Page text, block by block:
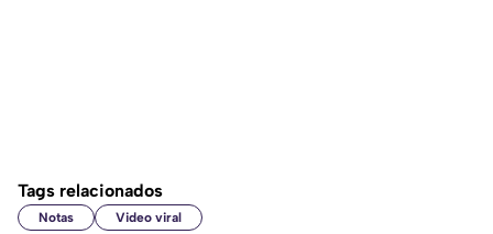
Tags relacionados
Notas Video viral